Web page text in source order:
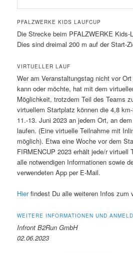
PFALZWERKE KIDS LAUFCUP
Die Strecke beim PFALZWERKE Kids-
Dies sind dreimal 200 m auf der Start-
VIRTUELLER LAUF
Wer am Veranstaltungstag nicht vor
kann oder möchte, hat mit dem
Möglichkeit, trotzdem Teil des Teams
virtuellem Startplatz können die 4,8
11.-13. Juni 2023 an jedem Ort, an
laufen. (Eine virtuelle Teilnahme mit
möglich). Etwa eine Woche vor dem
FIRMENCUP 2023 erhält jede/r virtuell
alle notwendigen Informationen sowie
verwendeten App per E-Mail.
Hierfindest Du alle weiteren Infos zum
WEITERE INFORMATIONEN UND
Infront B2Run GmbH
02.06.2023